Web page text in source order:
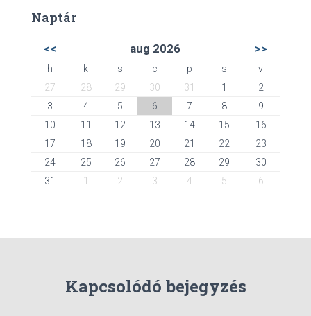
Naptár
<< aug 2026 >>
h k s c p s
v
27
28 29 30 31 1
2
3
4 5 6 7 8
9
10
11 12 13 14 15
16
17
18 19 20 21 22
23
24
25 26 27 28 29
30
31
1 2 3 4 5 6
Kapcsolódó bejegyzés